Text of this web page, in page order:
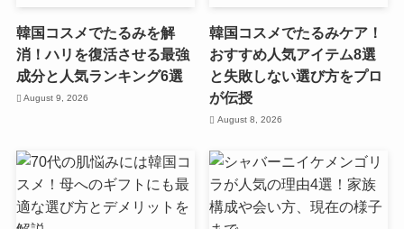
韓国コスメでたるみを解
消！ハリを復活させる最強
成分と人気ランキング6選
August 9, 2026
韓国コスメでたるみケア！
おすすめ人気アイテム8選
と失敗しない選び方をプロ
が伝授
August 8, 2026